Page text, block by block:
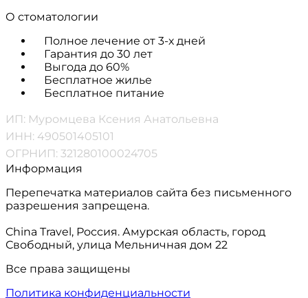
О стоматологии
Полное лечение от 3-х дней
Гарантия до 30 лет
Выгода до 60%
Бесплатное жилье
Бесплатное питание
ИП: Муромцева Ксения Анатольевна
ИНН: 490501405101
ОГРНИП: 321280100024705
Информация
Перепечатка материалов сайта без письменного
разрешения запрещена.
China Travel, Россия. Амурская область, город
Свободный, улица Мельничная дом 22
Все права защищены
Политика конфиденциальности